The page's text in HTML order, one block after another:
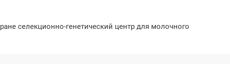
селекционно-генетический центр для молочного